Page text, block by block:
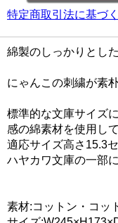
特定商取引法に基づ
綿製のしっかりとし
にゃんこの刺繍が素
標準的な文庫サイズ
感の綿素材を使用して
適応サイズ高さ15.3
ハヤカワ文庫の一部
素材:コットン・コッ